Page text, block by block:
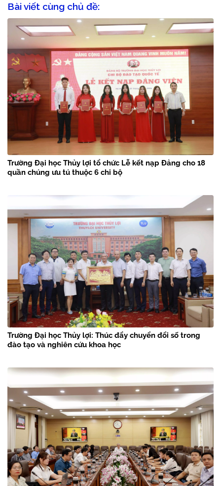
Bài viết cùng chủ đề:
Trường Đại học Thủy lợi tổ chức Lễ kết nạp Đảng cho 18
quần chúng ưu tú thuộc 6 chi bộ
Trường Đại học Thủy lợi: Thúc đẩy chuyển đổi số trong
đào tạo và nghiên cứu khoa học